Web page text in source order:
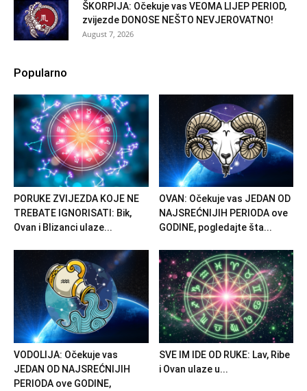
ŠKORPIJA: Očekuje vas VEOMA LIJEP PERIOD,
zvijezde DONOSE NEŠTO NEVJEROVATNO!
August 7, 2026
Popularno
PORUKE ZVIJEZDA KOJE NE
TREBATE IGNORISATI: Bik,
Ovan i Blizanci ulaze...
OVAN: Očekuje vas JEDAN OD
NAJSREĆNIJIH PERIODA ove
GODINE, pogledajte šta...
VODOLIJA: Očekuje vas
JEDAN OD NAJSREĆNIJIH
PERIODA ove GODINE,
SVE IM IDE OD RUKE: Lav, Ribe
i Ovan ulaze u...